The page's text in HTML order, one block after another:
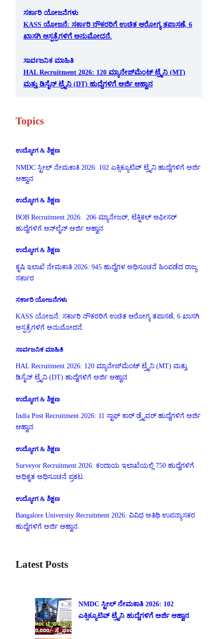
ಸರ್ಕಾರಿ ಯೋಜನೆಗಳು
KASS ಯೋಜನೆ: ಸರ್ಕಾರಿ ನೌಕರರಿಗೆ ಉಚಿತ ಆರೋಗ್ಯ ತಪಾಸಣೆ, 6
ಖಾಸಗಿ ಆಸ್ಪತ್ರೆಗಳಿಗೆ ಅನುಮೋದನೆ.
ಸಾರ್ವಜನಿಕ ಮಾಹಿತಿ
HAL Recruitment 2026: 120 ಮ್ಯಾನೇಜ್‌ಮೆಂಟ್ ಟ್ರೈನಿ (MT)
ಮತ್ತು ಡಿಸೈನ್ ಟ್ರೈನಿ (DT) ಹುದ್ದೆಗಳಿಗೆ ಅರ್ಜಿ ಆಹ್ವಾನ
Topics
ಉದ್ಯೋಗ & ಶಿಕ್ಷಣ
NMDC ಸ್ಟೀಲ್ ನೇಮಕಾತಿ 2026: 102 ಎಕ್ಸಿಕ್ಯೂಟಿವ್ ಟ್ರೈನಿ ಹುದ್ದೆಗಳಿಗೆ ಅರ್ಜಿ
ಆಹ್ವಾನ
ಉದ್ಯೋಗ & ಶಿಕ್ಷಣ
BOB Recruitment 2026: 206 ಮ್ಯಾನೇಜರ್, ಟೆಕ್ನಿಕಲ್ ಆಫೀಸರ್
ಹುದ್ದೆಗಳಿಗೆ ಆನ್‌ಲೈನ್ ಅರ್ಜಿ ಆಹ್ವಾನ
ಉದ್ಯೋಗ & ಶಿಕ್ಷಣ
ಕೃಷಿ ಇಲಾಖೆ ನೇಮಕಾತಿ 2026: 945 ಹುದ್ದೆಗಳ ಅಧಿಸೂಚನೆ ಹಿಂಪಡೆದ ರಾಜ್ಯ
ಸರ್ಕಾರ
ಸರ್ಕಾರಿ ಯೋಜನೆಗಳು
KASS ಯೋಜನೆ: ಸರ್ಕಾರಿ ನೌಕರರಿಗೆ ಉಚಿತ ಆರೋಗ್ಯ ತಪಾಸಣೆ, 6 ಖಾಸಗಿ
ಆಸ್ಪತ್ರೆಗಳಿಗೆ ಅನುಮೋದನೆ.
ಸಾರ್ವಜನಿಕ ಮಾಹಿತಿ
HAL Recruitment 2026: 120 ಮ್ಯಾನೇಜ್‌ಮೆಂಟ್ ಟ್ರೈನಿ (MT) ಮತ್ತು
ಡಿಸೈನ್ ಟ್ರೈನಿ (DT) ಹುದ್ದೆಗಳಿಗೆ ಅರ್ಜಿ ಆಹ್ವಾನ
ಉದ್ಯೋಗ & ಶಿಕ್ಷಣ
India Post Recruitment 2026: 11 ಸ್ಟಾಫ್ ಕಾರ್ ಡ್ರೈವರ್ ಹುದ್ದೆಗಳಿಗೆ ಅರ್ಜಿ
ಆಹ್ವಾನ
ಉದ್ಯೋಗ & ಶಿಕ್ಷಣ
Surveyor Recruitment 2026: ಕಂದಾಯ ಇಲಾಖೆಯಲ್ಲಿ 750 ಹುದ್ದೆಗಳಿಗೆ
ಅಧಿಕೃತ ಅಧಿಸೂಚನೆ ಪ್ರಕಟ.
ಉದ್ಯೋಗ & ಶಿಕ್ಷಣ
Bangalore University Recruitment 2026: ವಿವಿಧ ಅತಿಥಿ ಉಪನ್ಯಾಸಕರ
ಹುದ್ದೆಗಳಿಗೆ ಅರ್ಜಿ ಆಹ್ವಾನ.
Latest Posts
NMDC ಸ್ಟೀಲ್ ನೇಮಕಾತಿ 2026: 102
ಎಕ್ಸಿಕ್ಯೂಟಿವ್ ಟ್ರೈನಿ ಹುದ್ದೆಗಳಿಗೆ ಅರ್ಜಿ ಆಹ್ವಾನ